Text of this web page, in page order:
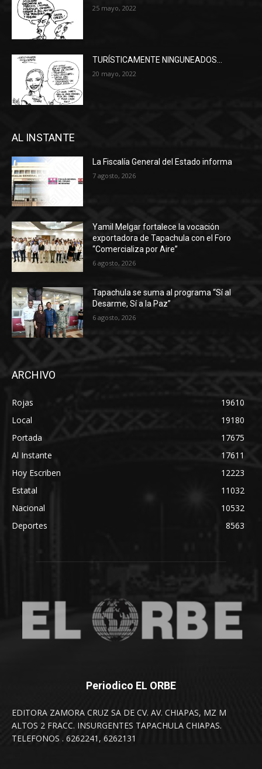
25 mayo, 2022
TURÍSTICAMENTE NINGUNEADOS…
20 mayo, 2022
AL INSTANTE
La Fiscalía General del Estado informa
7 agosto, 2026
Yamil Melgar fortalece la vocación
exportadora de Tapachula con el Foro
“Comercializa por Aire”
6 agosto, 2026
Tapachula se suma al programa “Sí al
Desarme, Sí a la Paz”
6 agosto, 2026
ARCHIVO
Rojas
19610
Local
19180
Portada
17675
Al Instante
17611
Hoy Escriben
12223
Estatal
11032
Nacional
10532
Deportes
8563
Periodico EL ORBE
EDITORA ZAMORA CRUZ SA DE CV. AV. CHIAPAS, MZ M
ALTOS 2 FRACC. INSURGENTES TAPACHULA CHIAPAS.
TELEFONOS . 6262241, 6262131